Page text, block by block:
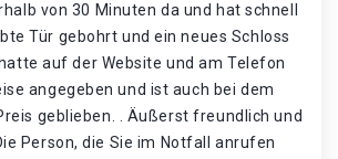
von 30 Minuten da und hat schnell
Tür gebohrt und ein neues Schloss
auf der Website und am Telefon
angegeben und ist auch bei dem
geblieben. . Äußerst freundlich und
Person, die Sie im Notfall anrufen